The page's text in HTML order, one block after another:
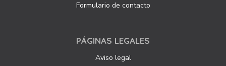
Formulario de contacto
PÁGINAS LEGALES
Aviso legal